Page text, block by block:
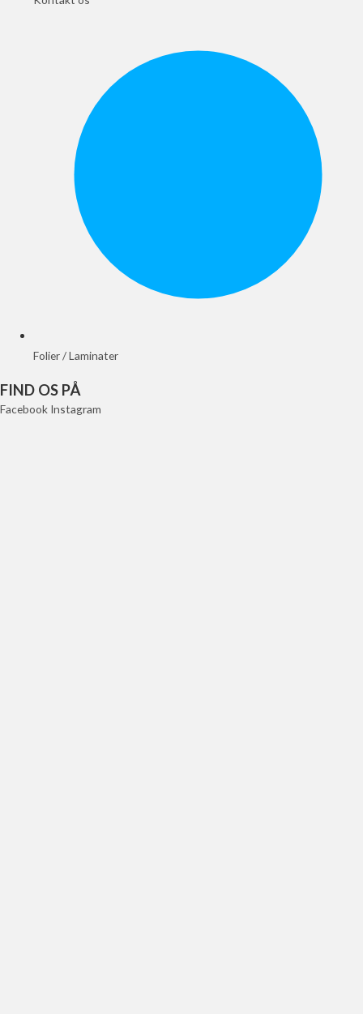
Folier / Laminater
FIND OS PÅ
Facebook Instagram